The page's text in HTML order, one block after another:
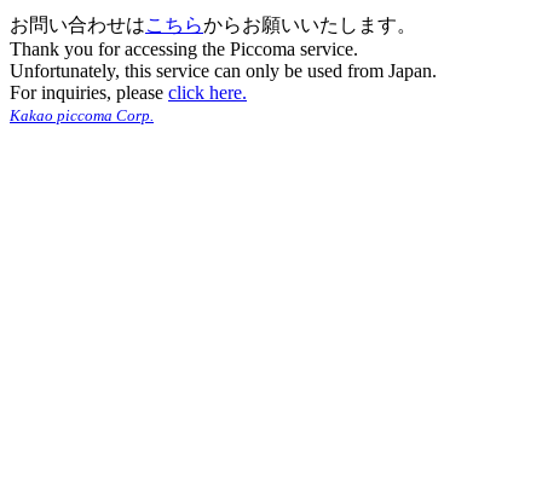
お問い合わせはこちらからお願いいたします。
Thank you for accessing the Piccoma service.
Unfortunately, this service can only be used from Japan.
For inquiries, please click here.
Kakao piccoma Corp.